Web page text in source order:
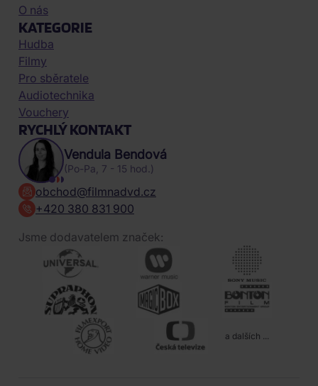
O nás
KATEGORIE
Hudba
Filmy
Pro sběratele
Audiotechnika
Vouchery
RYCHLÝ KONTAKT
Vendula Bendová
(Po-Pa, 7 - 15 hod.)
obchod@filmnadvd.cz
+420 380 831 900
Jsme dodavatelem značek:
a dalších ...